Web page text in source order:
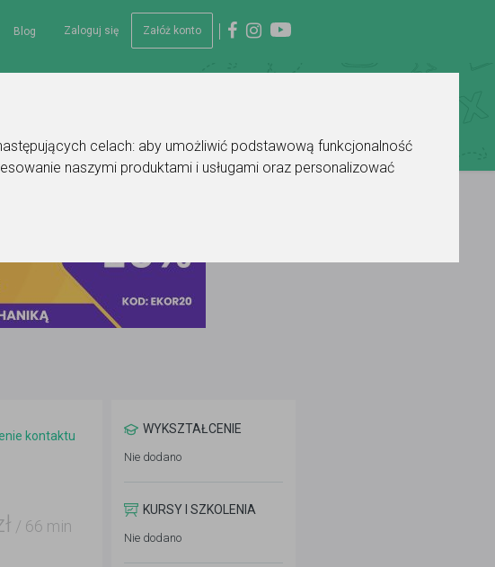
celach: aby umożliwić podstawową funkcjonalność
naszymi produktami i usługami oraz personalizować
Zaloguj się Załóż konto
Blog
kontaktu
/ 66 min
WYKSZTAŁCENIE
Nie dodano
KURSY I SZKOLENIA
Nie dodano